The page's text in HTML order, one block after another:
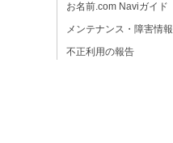
お名前.com Naviガイド
メンテナンス・障害情報
不正利用の報告